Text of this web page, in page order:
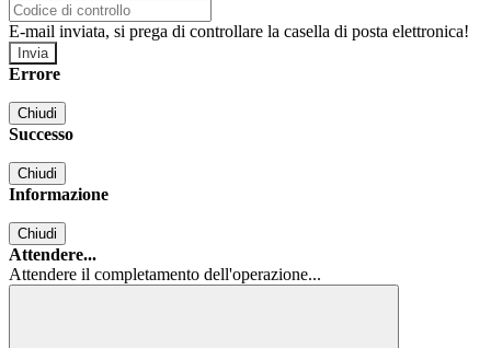
E-mail inviata, si prega di controllare la casella di posta elettronica!
Errore
Chiudi
Successo
Chiudi
Informazione
Chiudi
Attendere...
Attendere il completamento dell'operazione...